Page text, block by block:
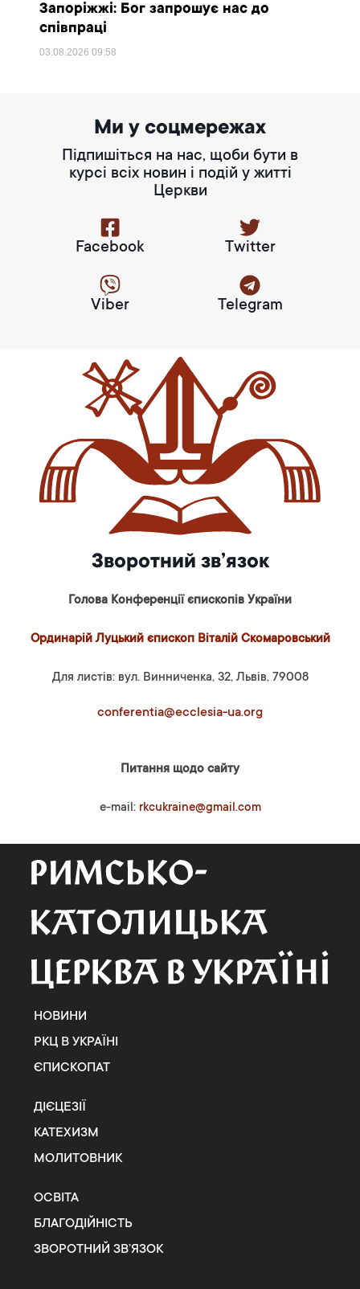
Запоріжжі: Бог запрошує нас до
співпраці
03.08.202609:58
Ми у соцмережах
Підпишіться на нас, щоби бути в
курсі всіх новин і подій у житті
Церкви
Facebook Twitter
Viber Telegram
Зворотний зв’язок
Голова Конференції єпископів України
Ординарій Луцький єпископ Віталій Скомаровський
Для листів: вул. Винниченка, 32, Львів, 79008
conferentia@ecclesia-ua.org
Питання щодо сайту
e-mail: rkcukraine@gmail.com
НОВИНИ
РКЦ В УКРАЇНІ
ЄПИСКОПАТ
ДІЄЦЕЗІЇ
КАТЕХИЗМ
МОЛИТОВНИК
ОСВІТА
БЛАГОДІЙНІСТЬ
ЗВОРОТНИЙ ЗВ’ЯЗОК